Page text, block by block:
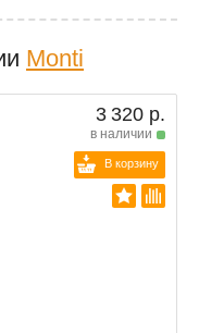
Monti
3 320 р.
в наличии
В корзину